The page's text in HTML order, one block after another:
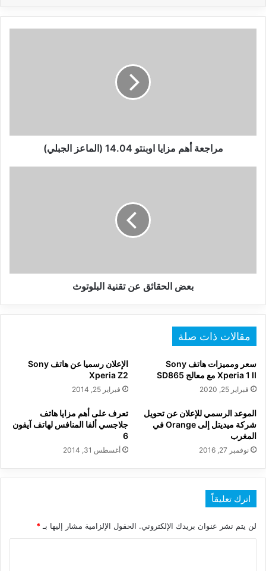
مراجعة أهم مزايا اوبنتو 14.04 (الماعز الجبلي)
بعض الحقائق عن تقنية البلوتوث
مقالات ذات صلة
سعر ومميزات هاتف Sony
Xperia 1 II مع معالج SD865
فبراير 25, 2020
الإعلان رسميا عن هاتف Sony
Xperia Z2
فبراير 25, 2014
الموعد الرسمي للإعلان عن تحويل
شركة ميديتل إلى Orange في
المغرب
نوفمبر 27, 2016
تعرف على أهم مزايا هاتف
جلاجسي ألفا المنافس لهاتف آيفون
6
أغسطس 31, 2014
اترك تعليقاً
لن يتم نشر عنوان بريدك الإلكتروني. الحقول الإلزامية مشار إليها بـ *